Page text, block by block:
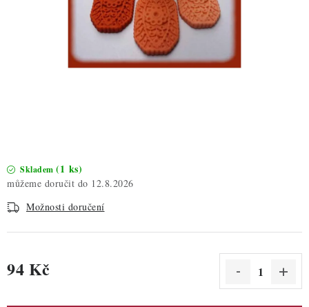
DÁRKOVÉ POUKAZY
Nepřevzetí zásilky na dobírku
Hodnocení obchodu
Podmínky ochrany osobních údajů
Skladem (1 ks)
12.8.2026
Možnosti doručení
94 Kč